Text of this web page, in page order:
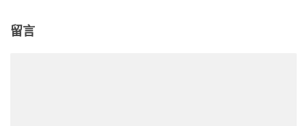
留言